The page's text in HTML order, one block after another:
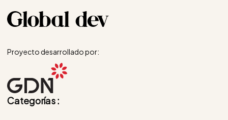
Proyecto desarrollado por:
Categorías :